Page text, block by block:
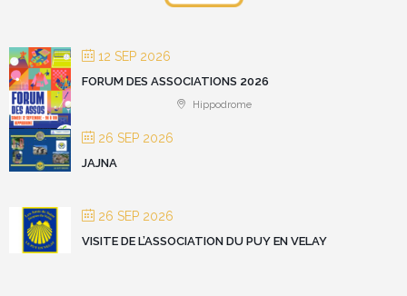
12 SEP 2026
FORUM DES ASSOCIATIONS 2026
Hippodrome
26 SEP 2026
JAJNA
26 SEP 2026
VISITE DE L’ASSOCIATION DU PUY EN VELAY